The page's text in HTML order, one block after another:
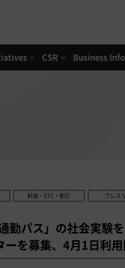
CSR Business
料金・ETC・割引 プレス
勤パス」の社会実験
を募集、4月1日利用